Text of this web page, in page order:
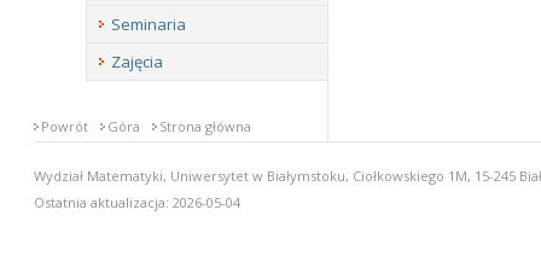
Seminaria
Zajęcia
Powrót Góra Strona główna
Wydział Matematyki, Uniwersytet w Białymstoku, Ciołkowskiego 1M, 15-245
Ostatnia aktualizacja: 2026-05-04